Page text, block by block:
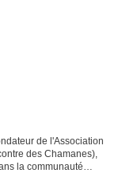
de l'Association
des Chamanes),
la communauté